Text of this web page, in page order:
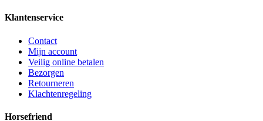
Klantenservice
Contact
Mijn account
Veilig online betalen
Bezorgen
Retourneren
Klachtenregeling
Horsefriend